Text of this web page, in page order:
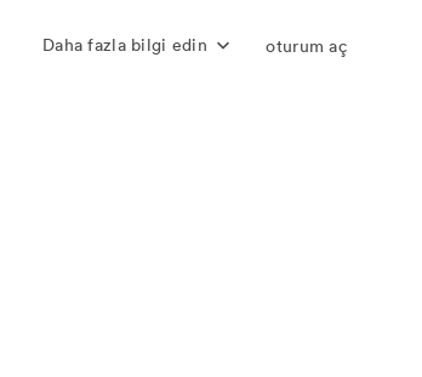
Daha fazla bilgi edin oturum aç